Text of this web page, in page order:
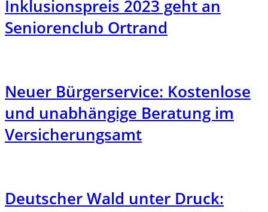
Inklusionspreis 2023 geht an
Seniorenclub Ortrand
Neuer Bürgerservice: Kostenlose
und unabhängige Beratung im
Versicherungsamt
Deutscher Wald unter Druck: